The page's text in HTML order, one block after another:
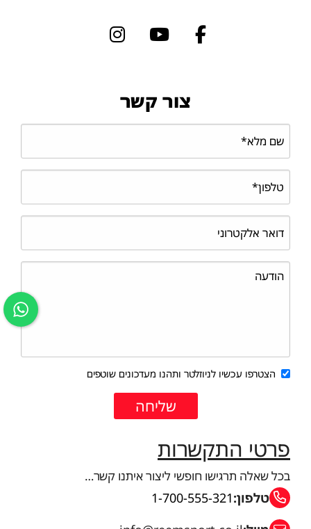
צור קשר
הצטרפו עכשיו לניוזלטר ותהנו מעדכונים שוטפים
פרטי התקשרות
בכל שאלה תרגישו חופשי ליצור איתנו קשר…
טלפון:1-700-555-321